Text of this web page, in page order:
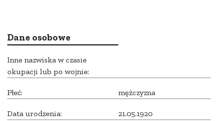
Dane osobowe
Inne nazwiska w czasie
okupacji lub po wojnie:
Płeć: mężczyzna
Data urodzenia: 21.05.1920